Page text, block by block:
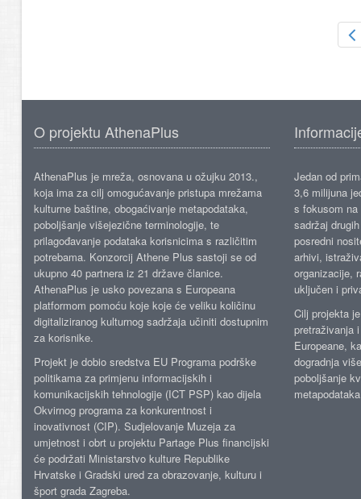
O projektu AthenaPlus
AthenaPlus je mreža, osnovana u ožujku 2013.,
koja ima za cilj omogućavanje pristupa mrežama
kulturne baštine, obogaćivanje metapodataka,
poboljšanje višejezične terminologije, te
prilagođavanje podataka korisnicima s različitim
potrebama. Konzorcij Athene Plus sastoji se od
ukupno 40 partnera iz 21 države članice.
AthenaPlus je usko povezana s Europeana
platformom pomoću koje koje će veliku količinu
digitaliziranog kulturnog sadržaja učiniti dostupnim
za korisnike.
Projekt je dobio sredstva EU Programa podrške
politikama za primjenu informacijskih i
komunikacijskih tehnologije (ICT PSP) kao dijela
Okvirnog programa za konkurentnost i
inovativnost (CIP). Sudjelovanje Muzeja za
umjetnost i obrt u projektu Partage Plus financijski
će podržati Ministarstvo kulture Republike
Hrvatske i Gradski ured za obrazovanje, kulturu i
šport grada Zagreba.
Jedan od
3,6 milijuna
s fokusom
sadržaj
posredni
arhivi,
organizacije,
uključen i
Cilj projekta
pretraživanja
Europeane,
dogradnja
poboljšanje